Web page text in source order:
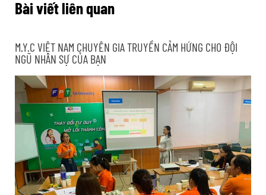
Bài viết liên quan
M.Y.C VIỆT NAM CHUYÊN GIA TRUYỀN CẢM HỨNG CHO ĐỘI
NGŨ NHÂN SỰ CỦA BẠN